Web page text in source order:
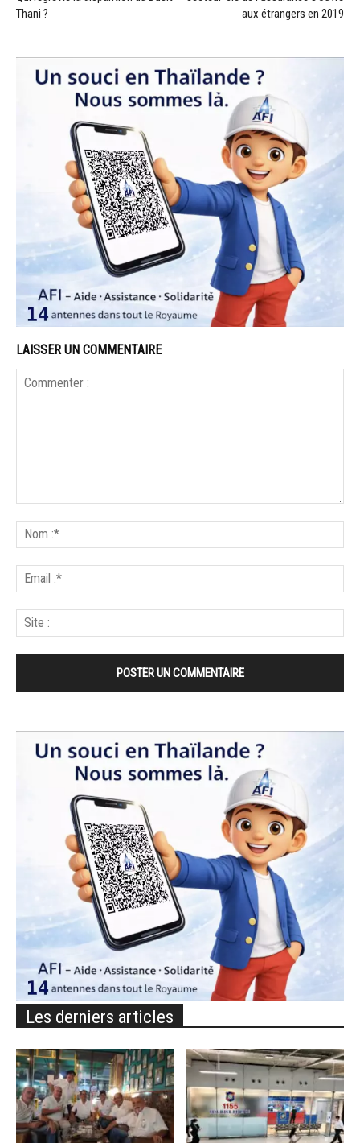
Thani ?
aux étrangers en 2019
LAISSER UN COMMENTAIRE
Les derniers articles